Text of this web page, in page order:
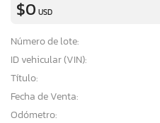
$0 USD
Número de lote:
ID vehicular (VIN):
Título:
Fecha de Venta:
Odómetro: